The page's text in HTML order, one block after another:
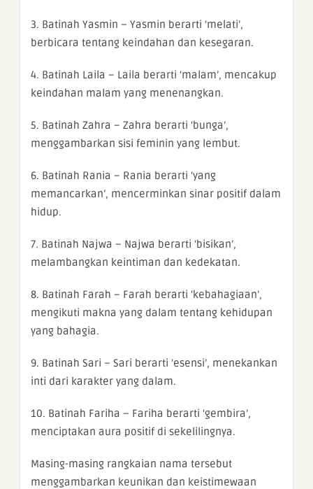
3. Batinah Yasmin – Yasmin berarti ‘melati’,
berbicara tentang keindahan dan kesegaran.
4. Batinah Laila – Laila berarti ‘malam’, mencakup
keindahan malam yang menenangkan.
5. Batinah Zahra – Zahra berarti ‘bunga’,
menggambarkan sisi feminin yang lembut.
6. Batinah Rania – Rania berarti ‘yang
memancarkan’, mencerminkan sinar positif dalam
hidup.
7. Batinah Najwa – Najwa berarti ‘bisikan’,
melambangkan keintiman dan kedekatan.
8. Batinah Farah – Farah berarti ‘kebahagiaan’,
mengikuti makna yang dalam tentang kehidupan
yang bahagia.
9. Batinah Sari – Sari berarti ‘esensi’, menekankan
inti dari karakter yang dalam.
10. Batinah Fariha – Fariha berarti ‘gembira’,
menciptakan aura positif di sekelilingnya.
Masing-masing rangkaian nama tersebut
menggambarkan keunikan dan keistimewaan